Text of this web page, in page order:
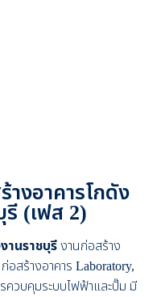
างอาคารโกดัง
(เฟส 2)
านราชบุรีงานก่อสร้าง
สร้างอาคาร Laboratory,
ควบคุมระบบไฟฟ้าและปั๊ม มี